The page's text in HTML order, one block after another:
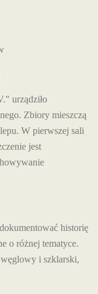
urządziło
Zbiory mieszczą
W pierwszej sali
jest
historię
o różnej tematyce.
węglowy i szklarski,